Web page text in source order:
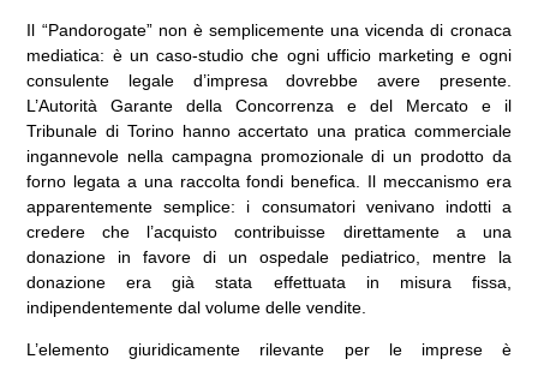
Il “Pandorogate” non è semplicemente una vicenda di cronaca
mediatica: è un caso-studio che ogni ufficio marketing e ogni
consulente legale d’impresa dovrebbe avere presente.
L’Autorità Garante della Concorrenza e del Mercato e il
Tribunale di Torino hanno accertato una pratica commerciale
ingannevole nella campagna promozionale di un prodotto da
forno legata a una raccolta fondi benefica. Il meccanismo era
apparentemente semplice: i consumatori venivano indotti a
credere che l’acquisto contribuisse direttamente a una
donazione in favore di un ospedale pediatrico, mentre la
donazione era già stata effettuata in misura fissa,
indipendentemente dal volume delle vendite.
L’elemento giuridicamente rilevante per le imprese è